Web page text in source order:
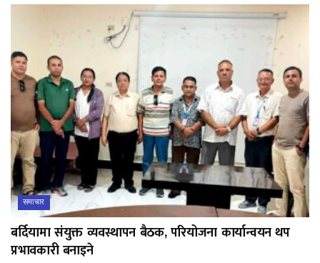
समाचार
बर्दियामा संयुक्त व्यवस्थापन बैठक, परियोजना कार्यान्वयन थप
प्रभावकारी बनाइने